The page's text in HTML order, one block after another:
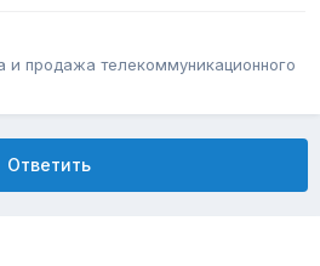
и продажа телекоммуникационного
Ответить